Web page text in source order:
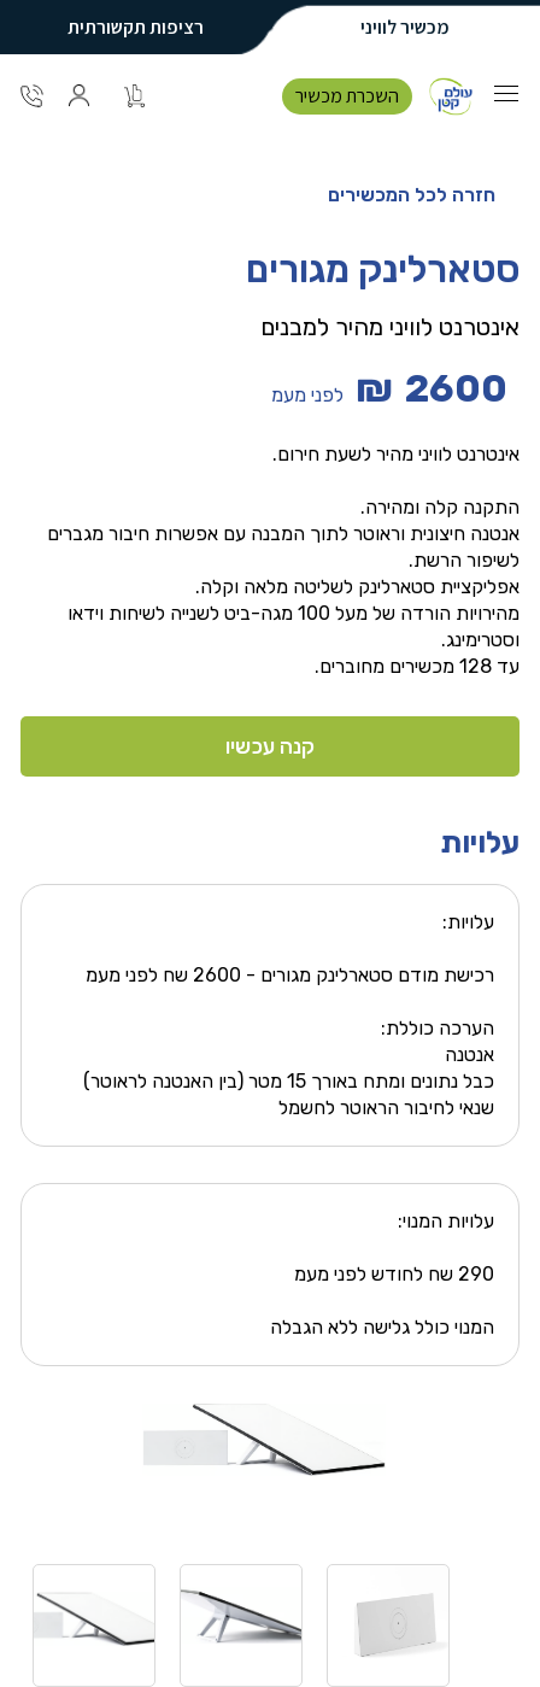
מכשיר לוויני רציפות תקשורתית
השכרת מכשיר
חזרה לכל המכשירים
סטארלינק מגורים
אינטרנט לוויני מהיר למבנים
2600
₪ לפני מעמ
אינטרנט לוויני מהיר לשעת חירום.
התקנה קלה ומהירה.
אנטנה חיצונית וראוטר לתוך המבנה עם אפשרות חיבור מגברים
לשיפור הרשת.
אפליקציית סטארלינק לשליטה מלאה וקלה.
מהירויות הורדה של מעל 100 מגה-ביט לשנייה לשיחות וידאו
וסטרימינג.
עד 128 מכשירים מחוברים.
קנה עכשיו
עלויות
עלויות:
רכישת מודם סטארלינק מגורים - 2600 שח לפני מעמ
הערכה כוללת:
אנטנה
כבל נתונים ומתח באורך 15 מטר (בין האנטנה לראוטר)
שנאי לחיבור הראוטר לחשמל
עלויות המנוי:
290 שח לחודש לפני מעמ
המנוי כולל גלישה ללא הגבלה